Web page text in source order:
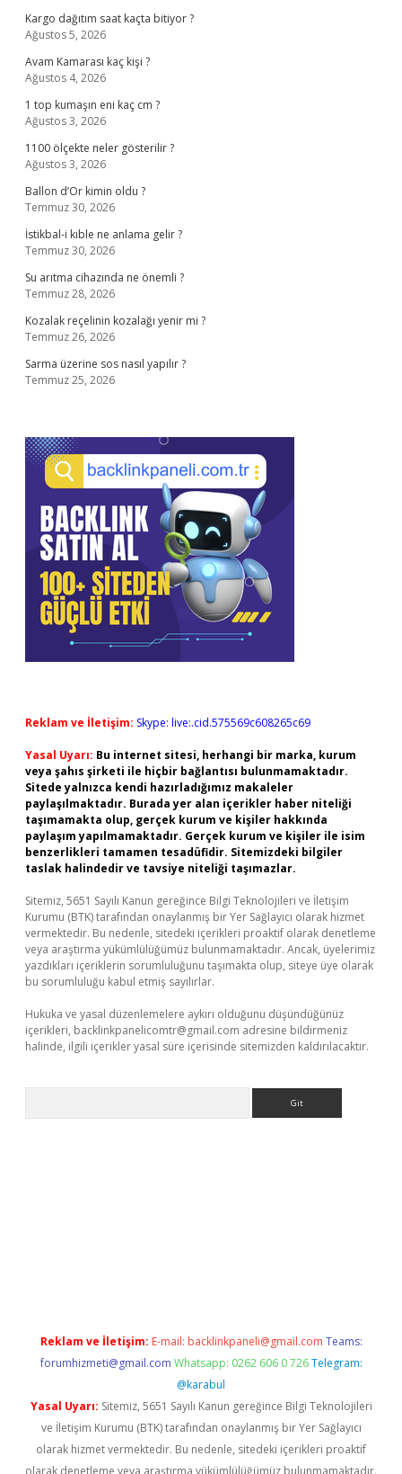
Kargo dağıtım saat kaçta bitiyor ?
Ağustos 5, 2026
Avam Kamarası kaç kişi ?
Ağustos 4, 2026
1 top kumaşın eni kaç cm ?
Ağustos 3, 2026
1100 ölçekte neler gösterilir ?
Ağustos 3, 2026
Ballon d’Or kimin oldu ?
Temmuz 30, 2026
İstikbal-i kıble ne anlama gelir ?
Temmuz 30, 2026
Su arıtma cihazında ne önemli ?
Temmuz 28, 2026
Kozalak reçelinin kozalağı yenir mi ?
Temmuz 26, 2026
Sarma üzerine sos nasıl yapılır ?
Temmuz 25, 2026
Reklam ve İletişim: Skype: live:.cid.575569c608265c69
Yasal Uyarı: Bu internet sitesi, herhangi bir marka, kurum
veya şahıs şirketi ile hiçbir bağlantısı bulunmamaktadır.
Sitede yalnızca kendi hazırladığımız makaleler
paylaşılmaktadır. Burada yer alan içerikler haber niteliği
taşımamakta olup, gerçek kurum ve kişiler hakkında
paylaşım yapılmamaktadır. Gerçek kurum ve kişiler ile isim
benzerlikleri tamamen tesadüfidir. Sitemizdeki bilgiler
taslak halindedir ve tavsiye niteliği taşımazlar.
Sitemiz, 5651 Sayılı Kanun gereğince Bilgi Teknolojileri ve İletişim
Kurumu (BTK) tarafından onaylanmış bir Yer Sağlayıcı olarak hizmet
vermektedir. Bu nedenle, sitedeki içerikleri proaktif olarak denetleme
veya araştırma yükümlülüğümüz bulunmamaktadır. Ancak, üyelerimiz
yazdıkları içeriklerin sorumluluğunu taşımakta olup, siteye üye olarak
bu sorumluluğu kabul etmiş sayılırlar.
Hukuka ve yasal düzenlemelere aykırı olduğunu düşündüğünüz
içerikleri, backlinkpanelicomtr@gmail.com adresine bildirmeniz
halinde, ilgili içerikler yasal süre içerisinde sitemizden kaldırılacaktır.
Reklam ve İletişim: E-mail: backlinkpaneli@gmail.com Teams:
forumhizmeti@gmail.com Whatsapp: 0262 606 0 726 Telegram:
@karabul
Yasal Uyarı: Sitemiz, 5651 Sayılı Kanun gereğince Bilgi Teknolojileri
ve İletişim Kurumu (BTK) tarafından onaylanmış bir Yer Sağlayıcı
olarak hizmet vermektedir. Bu nedenle, sitedeki içerikleri proaktif
olarak denetleme veya araştırma yükümlülüğümüz bulunmamaktadır.